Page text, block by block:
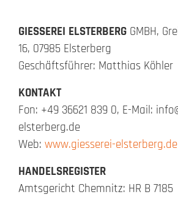
GIESSEREI ELSTERBERG GMBH,
16, 07985 Elsterberg
Geschäftsführer: Matthias Köhler
KONTAKT
Fon: +49 36621 839 0, E-Mail:
elsterberg.de
Web: www.giesserei-elsterberg.de
HANDELSREGISTER
Amtsgericht Chemnitz: HR B 7185